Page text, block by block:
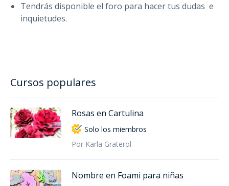
Tendrás disponible el foro para hacer tus dudas e
inquietudes.
Cursos populares
Rosas en Cartulina
Solo los miembros
Por Karla Graterol
Nombre en Foami para niñas